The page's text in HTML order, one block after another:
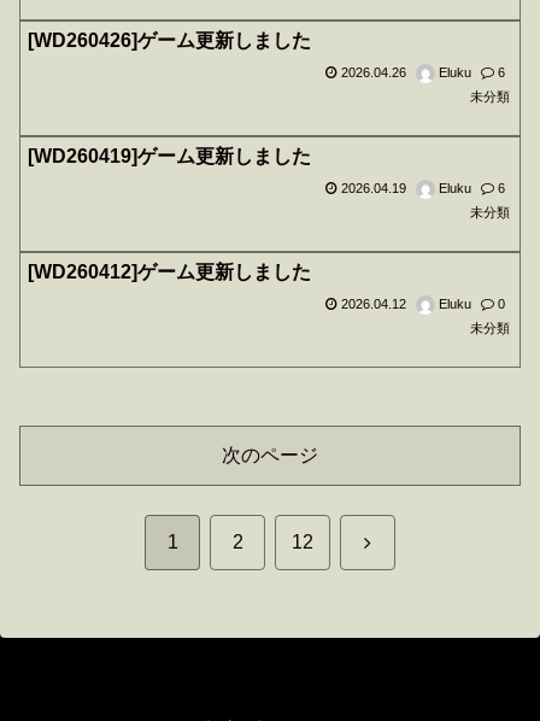
[WD260426]ゲーム更新しました
2026.04.26 Eluku
6
未分類
[WD260419]ゲーム更新しました
2026.04.19 Eluku
6
未分類
[WD260412]ゲーム更新しました
2026.04.12 Eluku
0
未分類
次のページ
1 2 12 次